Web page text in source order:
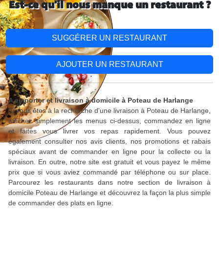
Est-ce qu'il nous manque un restaurant ?
SUGGÉRER UN RESTAURANT
AJOUTER UN RESTAURANT
A emporter et livraison à domicile à Poteau de Harlange
Si vous êtes à la recherche d'une livraison à Poteau de Harlange,
affichez simplement les menus ci-dessus, commandez en ligne
et faites vous livrer vos repas rapidement. Vous pouvez
également consulter nos avis clients, nos promotions et rabais
spéciaux avant de commander en ligne pour la collecte ou la
livraison. En outre, notre site est gratuit et vous payez le même
prix que si vous aviez commandé par téléphone ou sur place.
Parcourez les restaurants dans notre section de livraison à
domicile Poteau de Harlange et découvrez la façon la plus simple
de commander des plats en ligne.